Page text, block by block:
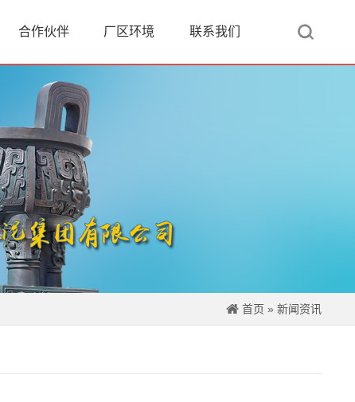
合作伙伴 厂区环境 联系我们
首页 » 新闻资讯